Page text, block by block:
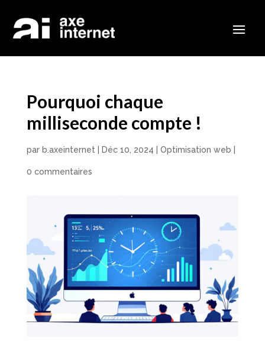
Pourquoi chaque
milliseconde compte !
par b.axeinternet Déc 10, 2024 Optimisation web
0 commentaires